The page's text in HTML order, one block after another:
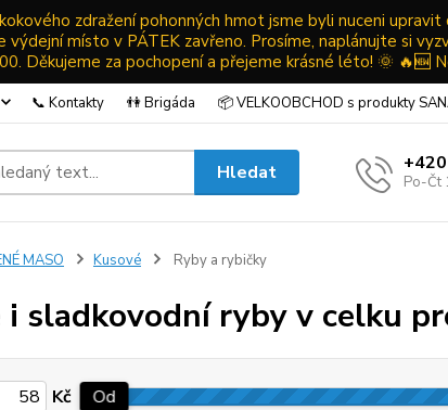
zdražení pohonných hmot jsme byli nuceni
výdejní místo v PÁTEK zavřeno. Prosíme, naplánujte si
Děkujeme za pochopení a přejeme krásné léto! 🌞 🔥🆕
📞 Kontakty 👫 Brigáda 📦 VELKOOBCHOD s produkty
Hledat Po-Čt
MASO Kusové Ryby a rybičky
i sladkovodní ryby v celku
Kč Od